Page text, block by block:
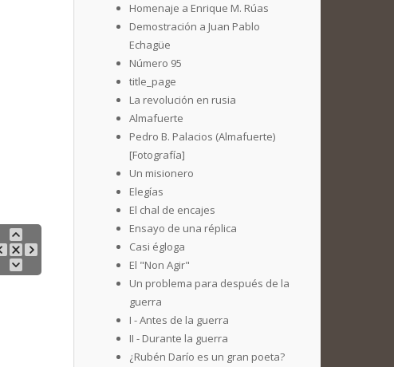
Homenaje a Enrique M. Rúas
Demostración a Juan Pablo
Echagüe
Número 95
title_page
La revolución en rusia
Almafuerte
Pedro B. Palacios (Almafuerte)
[Fotografía]
Un misionero
Elegías
El chal de encajes
Ensayo de una réplica
Casi égloga
El "Non Agir"
Un problema para después de la
guerra
I - Antes de la guerra
II - Durante la guerra
¿Rubén Darío es un gran poeta?